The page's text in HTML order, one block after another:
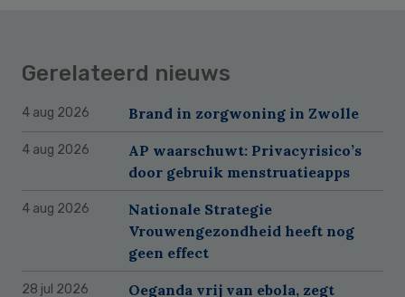
Gerelateerd nieuws
4 aug 2026 Brand in zorgwoning in Zwolle
4 aug 2026
AP waarschuwt: Privacyrisico’s
door gebruik menstruatieapps
4 aug 2026
Nationale Strategie
Vrouwengezondheid heeft nog
geen effect
28 jul 2026
Oeganda vrij van ebola, zegt